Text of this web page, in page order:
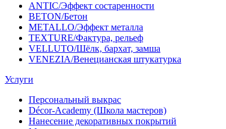
ANTIC/Эффект состаренности
BETON/Бетон
METALLO/Эффект металла
TEXTURE/Фактура, рельеф
VELLUTO/Шёлк, бархат, замша
VENEZIA/Венецианская штукатурка
Услуги
Персональный выкрас
Décor-Academy (Школа мастеров)
Нанесение декоративных покрытий